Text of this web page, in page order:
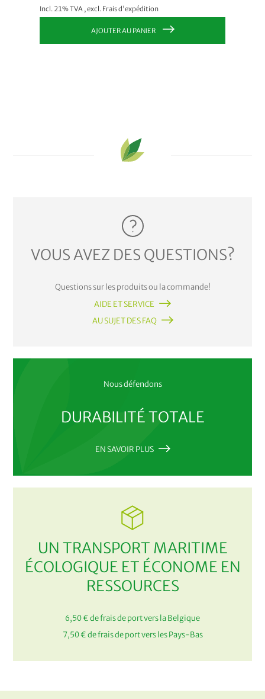
Incl. 21% TVA ,excl. Frais d'expédition
AJOUTER AU PANIER
VOUS AVEZ DES QUESTIONS?
Questions sur les produits ou la commande!
AIDE ET SERVICE
AU SUJET DES FAQ
Nous défendons
DURABILITÉ TOTALE
EN SAVOIR PLUS
UN TRANSPORT MARITIME
ÉCOLOGIQUE ET ÉCONOME EN
RESSOURCES
6,50 € de frais de port vers la Belgique
7,50 € de frais de port vers les Pays-Bas